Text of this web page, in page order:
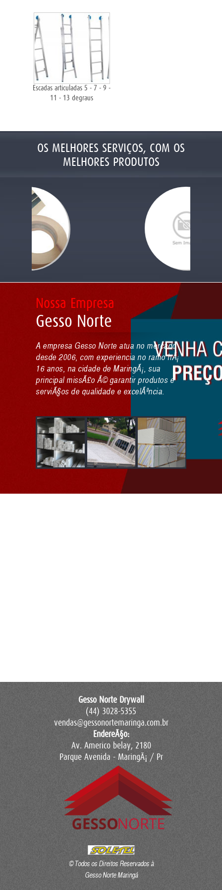
PRODUTOS
LOCALIZAÇÃO
CONTATO
SERVIÃ§OS
PRODUTOS
GESSO COMUM
DRYWALL
MOLDURAS DE GESSO
FERRAMENTAS MANUAL
OBRA DE GESSO
LOCALIZAÇÃO
CONTATO
Escadas articuladas 5 - 7 - 9 -
11 - 13 degraus
OS MELHORES SERVIÇOS, COM OS
MELHORES PRODUTOS
Nossa Empresa
Gesso Norte
A empresa Gesso Norte atua no mercado
desde 2006, com experiencia no ramo hÃ¡
16 anos, na cidade de MaringÃ¡, sua
principal missÃ£o Ã© garantir produtos e
serviÃ§os de qualidade e excelÃªncia.
Gesso Norte Drywall
(44) 3028-5355
vendas@gessonortemaringa.com.br
EndereÃ§o:
Av. Americo belay, 2180
Parque Avenida - MaringÃ¡ / Pr
© Todos os Direitos Reservados à
Gesso Norte Maringá